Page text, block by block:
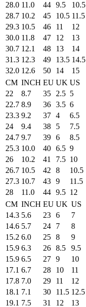
28.0 11.0 44 9.5
10.5
28.7 10.2 45 10.5 11.5
29.3 10.5 46 11
12
30.0 11.8 47 12
13
30.7 12.1 48 13
14
31.3 12.3 49 13.5 14.5
32.0 12.6 50 14
15
CM INCH EU UK US
22
8.7 35 2.5 5
22.7 8.9 36 3.5 6
23.3 9.2 37 4
6.5
24
9.4 38 5
7.5
24.7 9.7 39 6
8.5
25.3 10.0 40 6.5 9
26
10.2 41 7.5 10
26.7 10.5 42 8
10.5
27.3 10.7 43 9
11.5
28
11.0 44 9.5 12
CM INCH EU UK US
14.3 5.6 23 6
7
14.6 5.7 24 7
8
15.2 6.0 25 8
9
15.9 6.3 26 8.5
9.5
15.9 6.5 27 9
10
17.1 6.7 28 10
11
17.8 7.0 29 11
12
18.1 7.1 30 11.5 12.5
19.1 7.5 31 12 13